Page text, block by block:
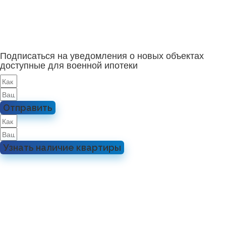
Подписаться на уведомления о новых объектах
доступные для военной ипотеки
Отправить
Узнать наличие квартиры